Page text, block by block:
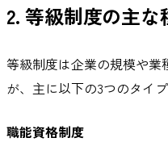
2. 等級制度の主な
等級制度は企業の規模や
が、主に以下の3つのタイ
職能資格制度